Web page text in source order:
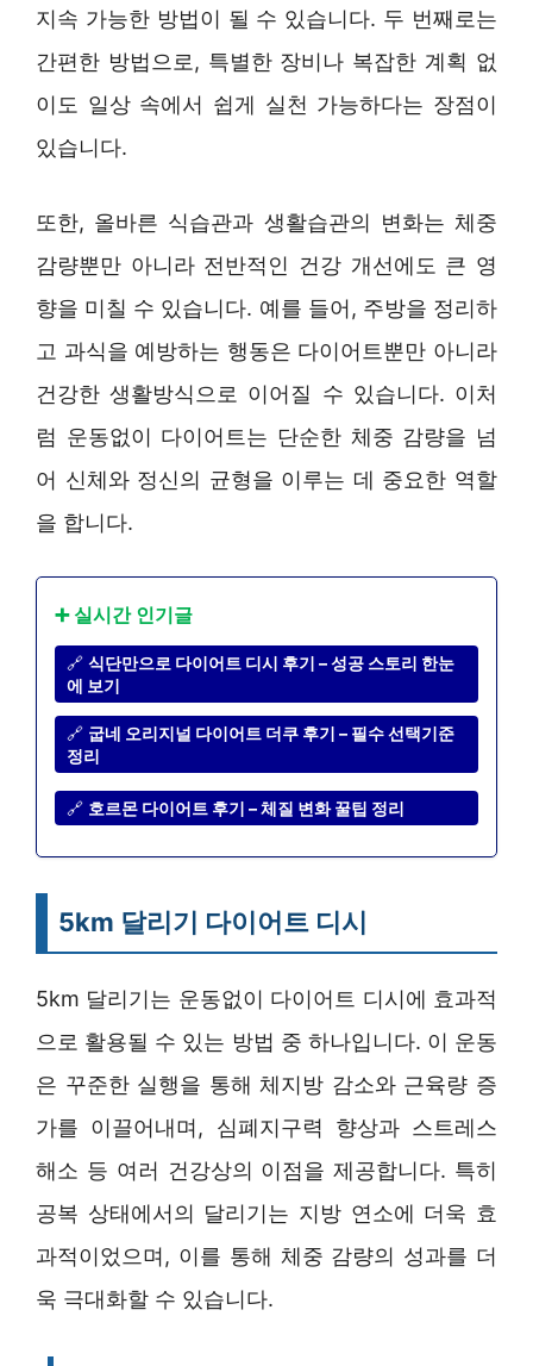
지속 가능한 방법이 될 수 있습니다. 두 번째로는
간편한 방법으로, 특별한 장비나 복잡한 계획 없
이도 일상 속에서 쉽게 실천 가능하다는 장점이
있습니다.
또한, 올바른 식습관과 생활습관의 변화는 체중
감량뿐만 아니라 전반적인 건강 개선에도 큰 영
향을 미칠 수 있습니다. 예를 들어, 주방을 정리하
고 과식을 예방하는 행동은 다이어트뿐만 아니라
건강한 생활방식으로 이어질 수 있습니다. 이처
럼 운동없이 다이어트는 단순한 체중 감량을 넘
어 신체와 정신의 균형을 이루는 데 중요한 역할
을 합니다.
➕ 실시간 인기글
🔗 식단만으로 다이어트 디시 후기 – 성공 스토리 한눈
에 보기
🔗 굽네 오리지널 다이어트 더쿠 후기 – 필수 선택기준
정리
🔗 호르몬 다이어트 후기 – 체질 변화 꿀팁 정리
5km 달리기 다이어트 디시
5km 달리기는 운동없이 다이어트 디시에 효과적
으로 활용될 수 있는 방법 중 하나입니다. 이 운동
은 꾸준한 실행을 통해 체지방 감소와 근육량 증
가를 이끌어내며, 심폐지구력 향상과 스트레스
해소 등 여러 건강상의 이점을 제공합니다. 특히
공복 상태에서의 달리기는 지방 연소에 더욱 효
과적이었으며, 이를 통해 체중 감량의 성과를 더
욱 극대화할 수 있습니다.